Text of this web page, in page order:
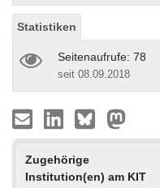
Statistiken
Seitenaufrufe: 78
seit 08.09.2018
Zugehörige
Institution(en) am KIT